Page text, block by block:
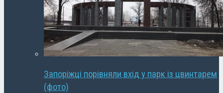
Запоріжці порівняли вхід у парк із цвинтарем
(фото)